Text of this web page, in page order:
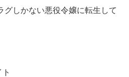
グしかない悪役令嬢に転生して